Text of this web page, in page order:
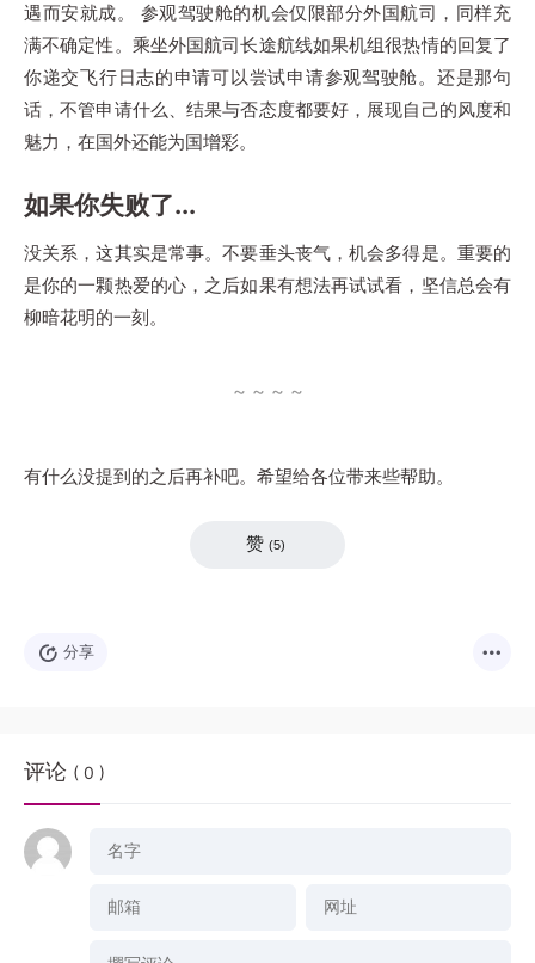
遇而安就成。 参观驾驶舱的机会仅限部分外国航司，同样充
满不确定性。乘坐外国航司长途航线如果机组很热情的回复了
你递交飞行日志的申请可以尝试申请参观驾驶舱。还是那句
话，不管申请什么、结果与否态度都要好，展现自己的风度和
魅力，在国外还能为国增彩。
如果你失败了...
没关系，这其实是常事。不要垂头丧气，机会多得是。重要的
是你的一颗热爱的心，之后如果有想法再试试看，坚信总会有
柳暗花明的一刻。
有什么没提到的之后再补吧。希望给各位带来些帮助。
赞 (5)
分享
评论 ( 0 )